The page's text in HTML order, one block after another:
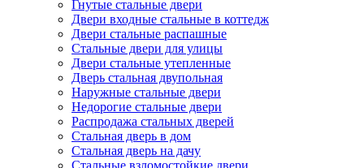
Гнутые стальные двери
Двери входные стальные в коттедж
Двери стальные распашные
Стальные двери для улицы
Двери стальные утепленные
Дверь стальная двупольная
Наружные стальные двери
Недорогие стальные двери
Распродажа стальных дверей
Стальная дверь в дом
Стальная дверь на дачу